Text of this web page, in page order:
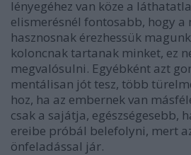
lényegéhez van köze a
elismerésnél fontosabb, hogy
hasznosnak érezhessük
koloncnak tartanak minket, ez
megvalósulni. Egyébként azt
mentálisan jót tesz, több
hoz, ha az embernek van
csak a sajátja, egészségesebb,
ereibe próbál belefolyni, mert
önfeladással jár.